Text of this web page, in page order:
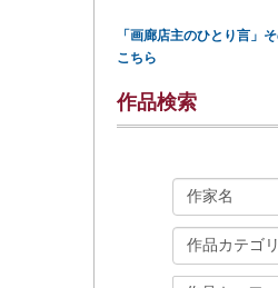
「画廊店主のひとり言」
こちら
作品検索